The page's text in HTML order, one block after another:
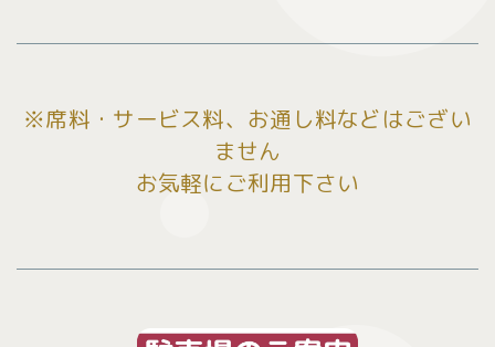
※席料・サービス料、お通し料などはござい
ません
お気軽にご利用下さい